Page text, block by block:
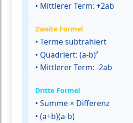
• Mittlerer Term: +2ab
Zweite Formel
• Terme subtrahiert
• Quadriert: (a-b)²
• Mittlerer Term: -2ab
Dritte Formel
• Summe × Differenz
• (a+b)(a-b)